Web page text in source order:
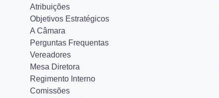
Atribuições
Objetivos Estratégicos
A Câmara
Perguntas Frequentas
Vereadores
Mesa Diretora
Regimento Interno
Comissões